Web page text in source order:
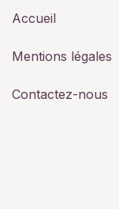
Accueil
Mentions légales
Contactez-nous